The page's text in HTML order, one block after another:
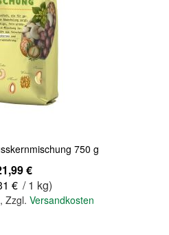
750 g
€
€ / 1 kg)
, Zzgl. Versandkosten